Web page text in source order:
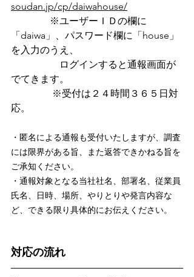
soudan.jp/cp/daiwahouse/
※ユーザーＩＤの欄に
「daiwa」、パスワード欄に「house」
を入力のうえ、
ログインすると通報画面が
でてきます。
※受付は２４時間３６５日対
応。
・匿名による通報も受付いたしますが、調査
には限界がある旨、また返答できかねる旨を
ご承知ください。
​・通報対象となる当社社名、部署名、従業員
氏名、日時、場所、やりとりや発言内容な
ど、できる限り具体的にお伝えください。
対応の流れ